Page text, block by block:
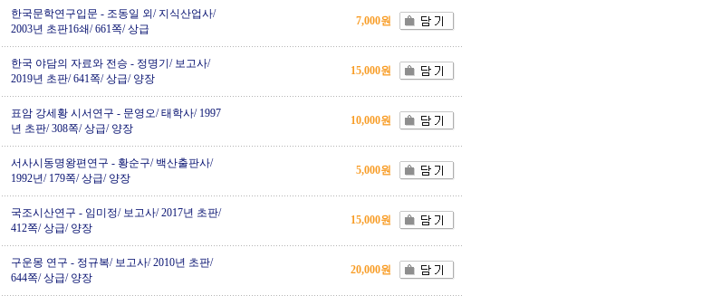
한국문학연구입문 - 조동일 외/ 지식산업사/
2003년 초판16쇄/ 661쪽/ 상급
7,000원
한국 야담의 자료와 전승 - 정명기/ 보고사/
2019년 초판/ 641쪽/ 상급/ 양장
15,000원
표암 강세황 시서연구 - 문영오/ 태학사/ 1997
년 초판/ 308쪽/ 상급/ 양장
10,000원
서사시동명왕편연구 - 황순구/ 백산출판사/
1992년/ 179쪽/ 상급/ 양장
5,000원
국조시산연구 - 임미정/ 보고사/ 2017년 초판/
412쪽/ 상급/ 양장
15,000원
구운몽 연구 - 정규복/ 보고사/ 2010년 초판/
644쪽/ 상급/ 양장
20,000원